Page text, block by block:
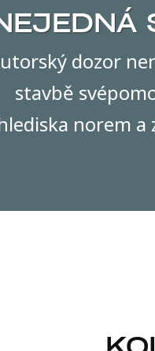
dozor
stavbě
norem